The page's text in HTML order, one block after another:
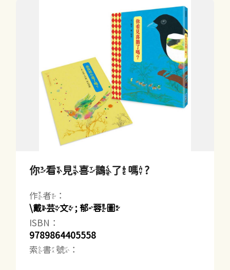
你看見喜鵲了嗎?
作者：
\戴芸文 ; 郁蓉圖
ISBN：
9789864405558
索書號：